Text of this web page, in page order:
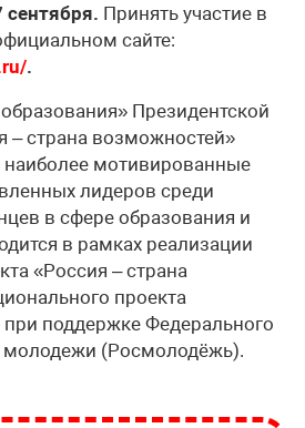
Принять участие в
сайте:
.
Президентской
– страна возможностей»
наиболее мотивированные
лидеров среди
в сфере образования и
в рамках реализации
«Россия – страна
проекта
поддержке Федерального
молодежи (Росмолодёжь).